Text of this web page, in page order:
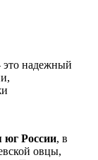
это надежный
юг России, в
овцы,